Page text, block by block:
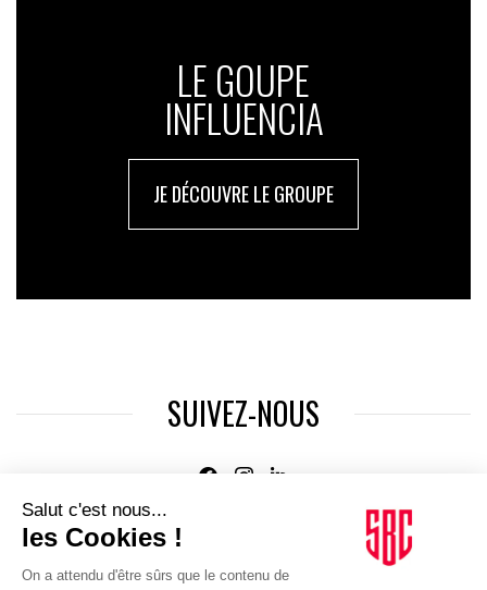
LE GOUPE
INFLUENCIA
JE DÉCOUVRE LE GROUPE
SUIVEZ-NOUS